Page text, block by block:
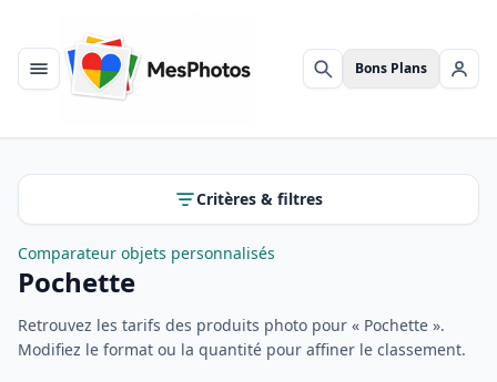
Menu Rechercher
Bons Plans Se
Critères & filtres
Comparateur objets personnalisés
Pochette
Retrouvez les tarifs des produits photo pour « Pochette ».
Modifiez le format ou la quantité pour affiner le classement.